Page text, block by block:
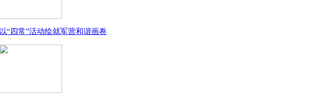
以“四常”活动绘就军营和谐画卷